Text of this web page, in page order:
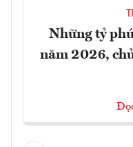
Những tỷ
năm 2026,